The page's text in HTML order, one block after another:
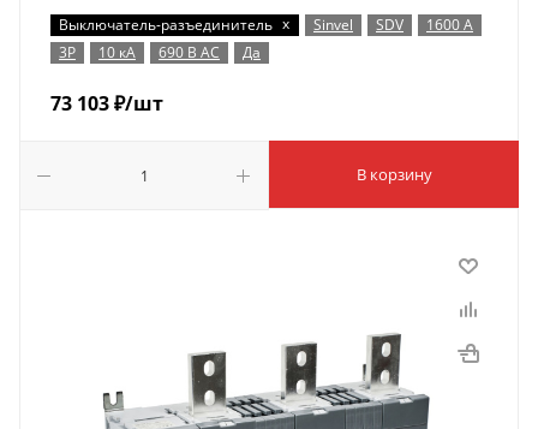
Выключатель-разъединитель x Sinvel SDV
1600 А
3P
10 кА 690 В AC Да
73 103₽/шт
В корзину